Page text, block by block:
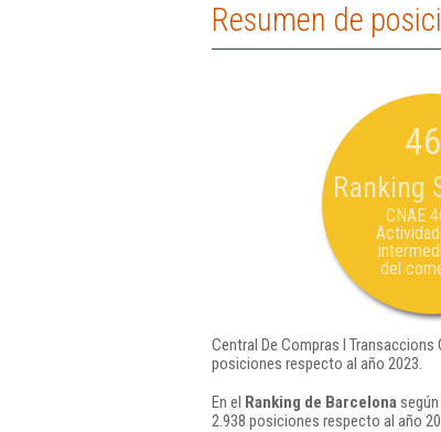
Resumen de
Ranking
CNAE
del
Central De Compras I
posiciones respecto al año 2023.
En el Ranking de Barcelona
2.938 posiciones respecto al año